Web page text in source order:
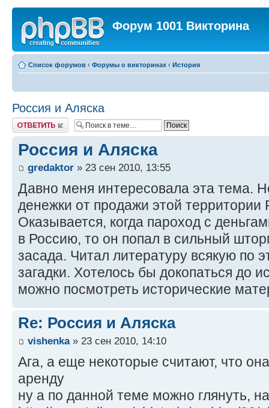
Форум 1001 Викторина
Список форумов ‹ Форумы о викторинах ‹ История
Россия и Аляска
Ответить
Россия и Аляска
gredaktor » 23 сен 2010, 13:55
Давно меня интересовала эта тема.
денежки от продажи этой территории
Оказывается, когда пароход с
в Россию, то он попал в сильный
засада. Читал литературу всякую по
загадки. Хотелось бы докопаться до
можно посмотреть исторические
Re: Россия и Аляска
vishenka» 23 сен 2010, 14:10
Ага, а еще некоторые считают, что
аренду
ну а по данной теме можно глянуть,